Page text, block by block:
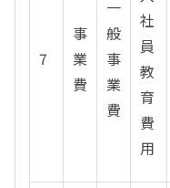
7
事
業
費
一
般
事
業
費
社
員
教
育
費
用